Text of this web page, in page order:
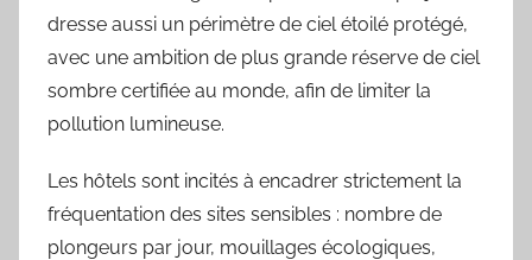
dresse aussi un périmètre de ciel étoilé protégé,
avec une ambition de plus grande réserve de ciel
sombre certifiée au monde, afin de limiter la
pollution lumineuse.
Les hôtels sont incités à encadrer strictement la
fréquentation des sites sensibles : nombre de
plongeurs par jour, mouillages écologiques,